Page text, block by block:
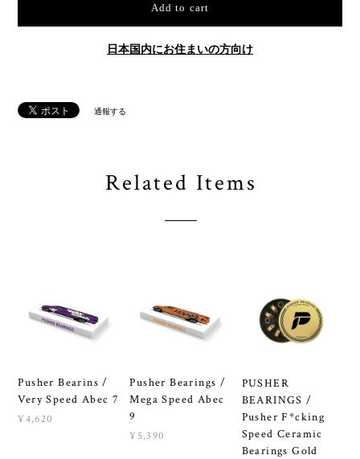
Add to cart
日本国内にお住まいの方向け
通報する
Related Items
Pusher Bearins /
Very Speed Abec 7
¥4,620
Pusher Bearings /
Mega Speed Abec
9
¥5,390
PUSHER
BEARINGS /
Pusher F*cking
Speed Ceramic
Bearings Gold